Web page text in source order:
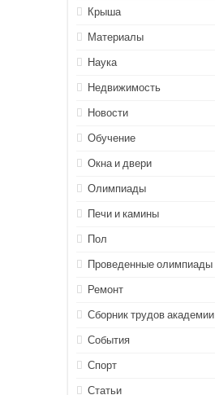
Крыша
Материалы
Наука
Недвижимость
Новости
Обучение
Окна и двери
Олимпиады
Печи и камины
Пол
Проведенные олимпиады
Ремонт
Сборник трудов академии
События
Спорт
Статьи